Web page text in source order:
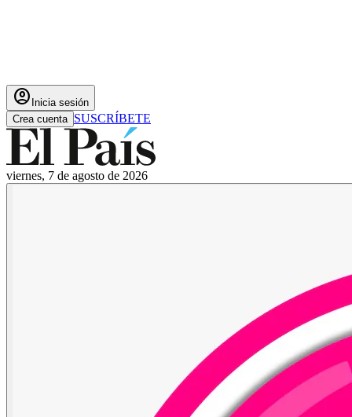
account_circle Inicia sesión
Crea cuenta SUSCRÍBETE
viernes, 7 de agosto de 2026